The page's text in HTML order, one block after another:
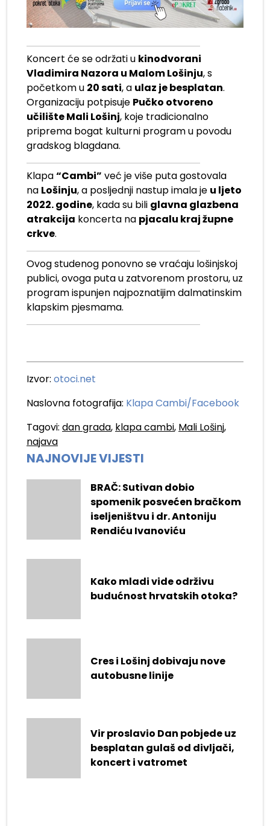
Koncert će se održati u kinodvorani
Vladimira Nazora u Malom Lošinju, s
početkom u 20 sati, a ulaz je besplatan.
Organizaciju potpisuje Pučko otvoreno
učilište Mali Lošinj, koje tradicionalno
priprema bogat kulturni program u povodu
gradskog blagdana.
Klapa“Cambi” već je više puta gostovala
na Lošinju, a posljednji nastup imala je u ljeto
2022. godine, kada su bili glavna glazbena
atrakcija koncerta na pjacalu kraj župne
crkve.
Ovog studenog ponovno se vraćaju lošinjskoj
publici, ovoga puta u zatvorenom prostoru, uz
program ispunjen najpoznatijim dalmatinskim
klapskim pjesmama.
Izvor: otoci.net
Naslovna fotografija: Klapa Cambi/Facebook
Tagovi: dan grada, klapa cambi, Mali Lošinj,
najava
NAJNOVIJE VIJESTI
BRAČ: Sutivan dobio
spomenik posvećen bračkom
iseljeništvu i dr. Antoniju
Rendiću Ivanoviću
Kako mladi vide održivu
budućnost hrvatskih otoka?
Cres i Lošinj dobivaju nove
autobusne linije
Vir proslavio Dan pobjede uz
besplatan gulaš od divljači,
koncert i vatromet